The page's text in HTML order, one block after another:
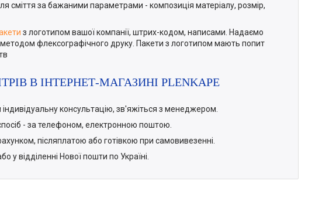
сміття за бажаними параметрами - композиція матеріалу, розмір,
з логотипом вашої компанії, штрих-кодом, написами. Надаємо
флексографічного друку. Пакети з логотипом мають попит
В ІНТЕРНЕТ-МАГАЗИНІ PLENKAPE
консультацію, зв'яжіться з менеджером.
- за телефоном, електронною поштою.
післяплатою або готівкою при самовивезенні.
у відділенні Нової пошти по Україні.